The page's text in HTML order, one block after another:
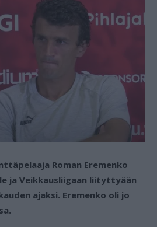
Roman Eremenko
ja Veikkausliigaan liityttyään
ajaksi. Eremenko oli jo